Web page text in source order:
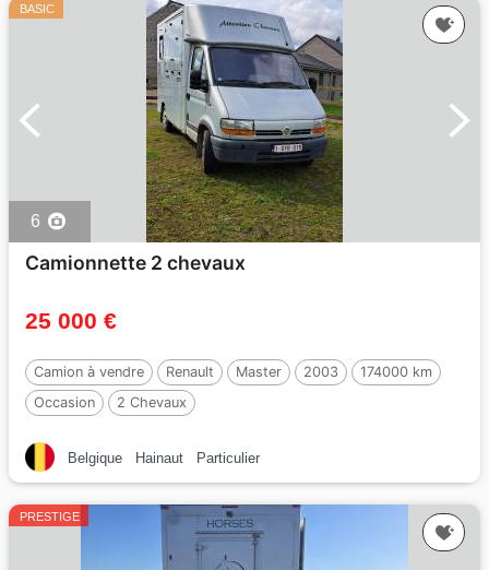
BASIC
6
Camionnette 2 chevaux
25 000 €
Camion à vendre Renault Master 2003
174000 km
Occasion
2 Chevaux
Belgique Hainaut Particulier
PRESTIGE